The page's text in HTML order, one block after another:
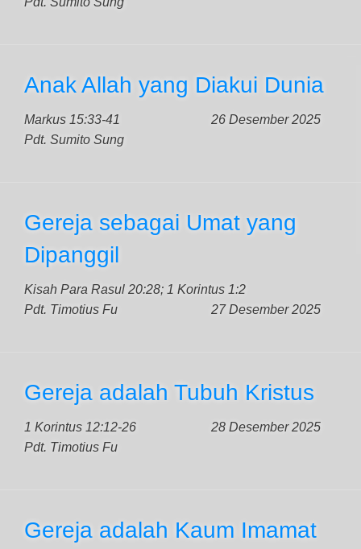
Anak Allah yang Diakui Dunia
Markus 15:33-41
26 Desember 2025
Pdt. Sumito Sung
Gereja sebagai Umat yang
Dipanggil
Kisah Para Rasul 20:28; 1 Korintus 1:2
27 Desember 2025
Pdt. Timotius Fu
Gereja adalah Tubuh Kristus
1 Korintus 12:12-26
28 Desember 2025
Pdt. Timotius Fu
Gereja adalah Kaum Imamat